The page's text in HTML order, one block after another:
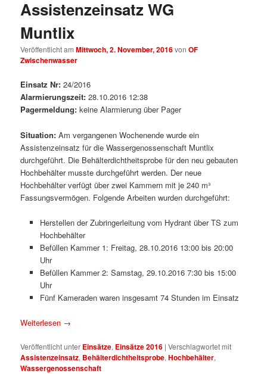
Assistenzeinsatz WG
Muntlix
Veröffentlicht amMittwoch, 2. November, 2016vonOF
Zwischenwasser
Einsatz Nr: 24/2016
Alarmierungszeit: 28.10.2016 12:38
Pagermeldung: keine Alarmierung über Pager
Situation: Am vergangenen Wochenende wurde ein
Assistenzeinsatz für die Wassergenossenschaft Muntlix
durchgeführt. Die Behälterdichtheitsprobe für den neu gebauten
Hochbehälter musste durchgeführt werden. Der neue
Hochbehälter verfügt über zwei Kammern mit je 240 m³
Fassungsvermögen. Folgende Arbeiten wurden durchgeführt:
Herstellen der Zubringerleitung vom Hydrant über TS zum
Hochbehälter
Befüllen Kammer 1: Freitag, 28.10.2016 13:00 bis 20:00
Uhr
Befüllen Kammer 2: Samstag, 29.10.2016 7:30 bis 15:00
Uhr
Fünf Kameraden waren insgesamt 74 Stunden im Einsatz
Weiterlesen →
Veröffentlicht unter Einsätze, Einsätze 2016 |Verschlagwortet mit
Assistenzeinsatz, Behälterdichtheitsprobe,Hochbehälter,
Wassergenossenschaft